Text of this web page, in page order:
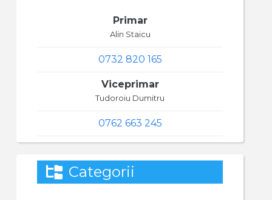
Primar
Alin Staicu
0732 820 165
Viceprimar
Tudoroiu Dumitru
0762 663 245
Categorii